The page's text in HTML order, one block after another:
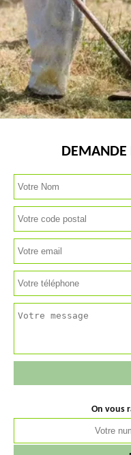
DEMANDE
On vous